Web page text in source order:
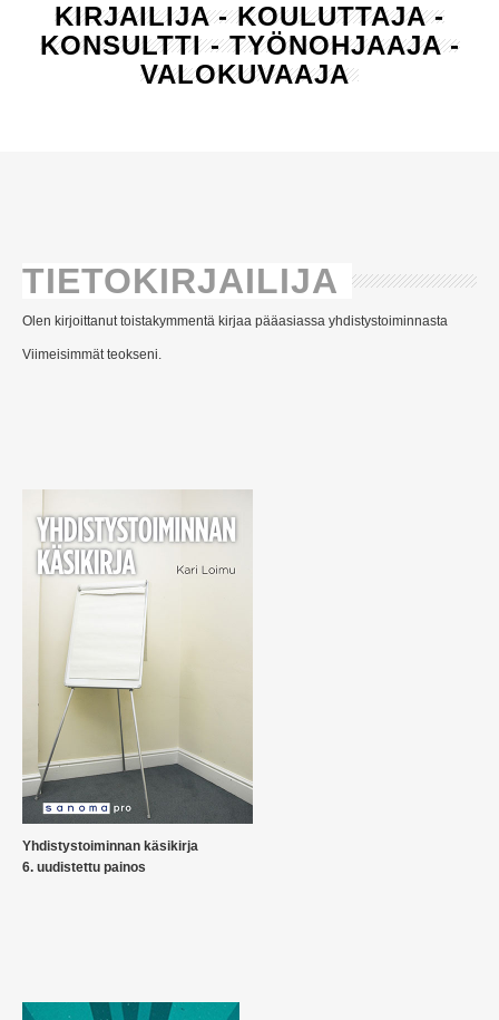
KIRJAILIJA - KOULUTTAJA -
KONSULTTI - TYÖNOHJAAJA -
VALOKUVAAJA
TIETOKIRJAILIJA
Olen kirjoittanut toistakymmentä kirjaa pääasiassa yhdistystoiminnasta
Viimeisimmät teokseni.
Yhdistystoiminnan käsikirja
6. uudistettu painos